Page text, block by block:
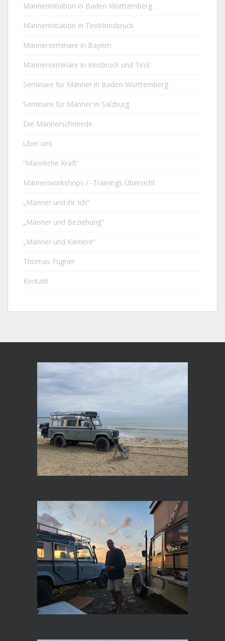
Männerinitiation in Baden-Württemberg
Männerinitiation in Tirol/Innsbruck
Männerseminare in Bayern
Männerseminare in Innsbruck und Tirol
Seminare für Männer in Baden-Württemberg
Seminare für Männer in Salzburg
Die Männerschmiede
Über uns
“Männliche Kraft”
Männerworkshops / -Trainings Übersicht
„Männer und ihr Ich“
„Männer und Beziehung“
„Männer und Karriere“
Thomas Fügner
Kontakt